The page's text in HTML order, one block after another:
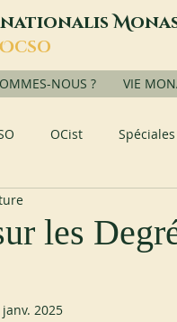
M
OCSO
NOUS ? VIE
OCist Spéciales
les
janv. 2025